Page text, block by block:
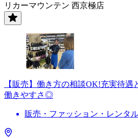
リカーマウンテン 西京極店
【販売】働き方の相談OK!充実待
働きやすさ◎
販売・ファッション・レンタ